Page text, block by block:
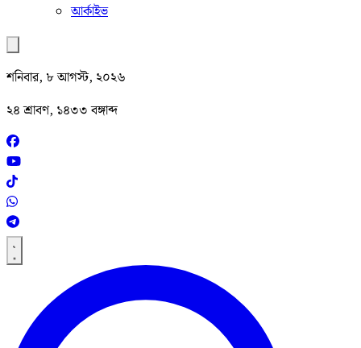
আর্কাইভ
শনিবার, ৮ আগস্ট, ২০২৬
২৪ শ্রাবণ, ১৪৩৩ বঙ্গাব্দ